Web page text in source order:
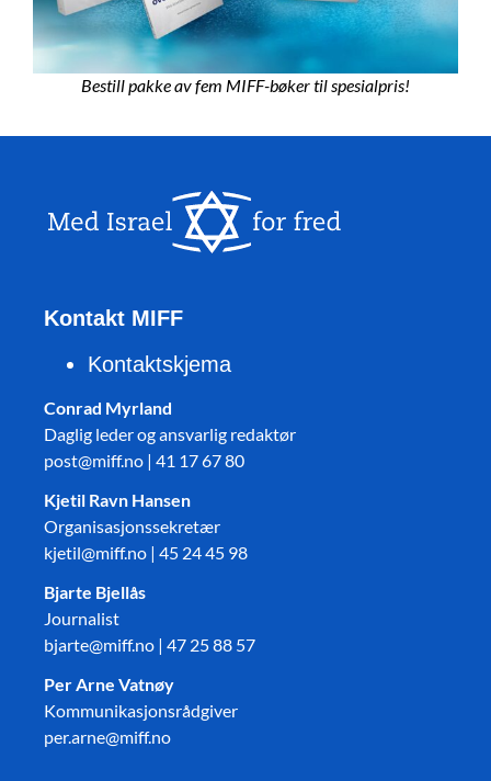
Bestill pakke av fem MIFF-bøker til spesialpris!
Kontakt MIFF
Kontaktskjema
Conrad Myrland
Daglig leder og ansvarlig redaktør
post@miff.no | 41 17 67 80
Kjetil Ravn Hansen
Organisasjonssekretær
kjetil@miff.no | 45 24 45 98
Bjarte Bjellås
Journalist
bjarte@miff.no | 47 25 88 57
Per Arne Vatnøy
Kommunikasjonsrådgiver
per.arne@miff.no